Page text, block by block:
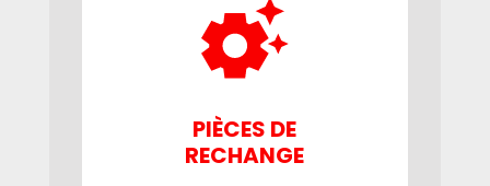
PIÈCES DE
RECHANGE